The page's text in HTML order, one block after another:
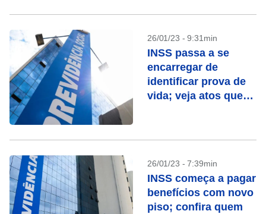
26/01/23 - 9:31min
INSS passa a se
encarregar de
identificar prova de
vida; veja atos que
26/01/23 - 7:39min
INSS começa a pagar
benefícios com novo
piso; confira quem